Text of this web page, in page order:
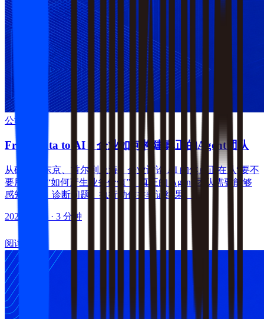
公司新闻
From Data to AI：企业如何构建真正的Agent团队
从硅谷、东京、首尔到上海，企业讨论 AI 的焦点正在从“要不
要用”转向“如何产生业务价值”。真正的 Agent 团队需要能够
感知信号、诊断问题、执行动作并验证结果。
2026-07-16 · 3 分钟
阅读